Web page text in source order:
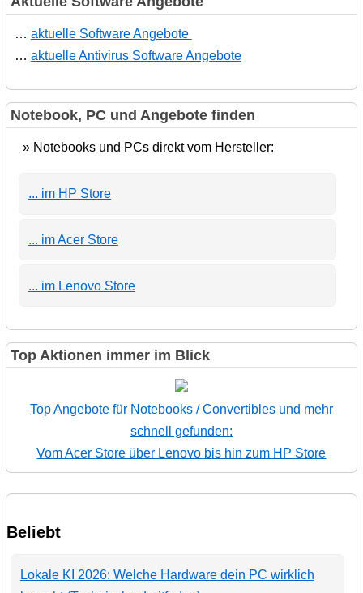
… aktuelle Software Angebote
… aktuelle Antivirus Software Angebote
Notebook, PC und Angebote finden
» Notebooks und PCs direkt vom Hersteller:
... im HP Store
... im Acer Store
... im Lenovo Store
Top Aktionen immer im Blick
Top Angebote für Notebooks / Convertibles und mehr
schnell gefunden:
Vom Acer Store über Lenovo bis hin zum HP Store
Beliebt
Lokale KI 2026: Welche Hardware dein PC wirklich